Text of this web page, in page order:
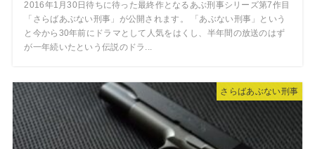
2016年1月30日待ちに待った最終作となるあぶ刑事シリーズ第7作目
「さらばあぶない刑事」が公開されます。 「あぶない刑事」という
と今から30年前にドラマとして人気をはくし、半年間の放送のはず
が一年続いたという伝説のドラ...
さらばあぶない刑事